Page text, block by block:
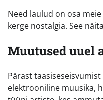
Need laulud on osa
kerge nostalgia. See
Muutused uuel
Pärast
elektrooniline muusika,